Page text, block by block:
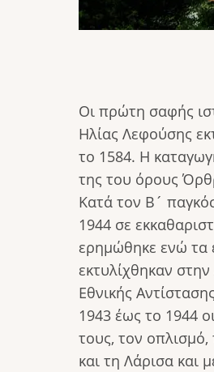
Οι πρώτη σαφής
Ηλίας Λεφούσης
το 1584. Η
της του όρους
Κατά τον Β´
1944 σε
ερημώθηκε ενώ τα
εκτυλίχθηκαν
Εθνικής
1943 έως το 1944
τους, τον
και τη Λάρισα και